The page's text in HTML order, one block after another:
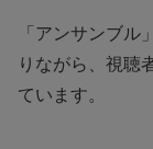
「アンサンブ
りながら、視聴
ています。